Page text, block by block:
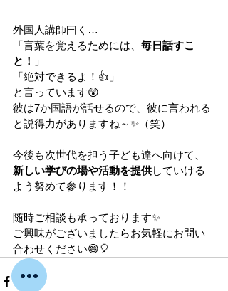
外国人講師曰く…
「言葉を覚えるためには、 毎日話すこ
と！
」
「絶対できるよ！👍」
と言っています😲
彼は7か国語が話せるので、彼に言われる
と説得力がありますね～✨（笑）
今後も次世代を担う子ども達へ向けて、
新しい学びの場や活動を提供していける
よう努めて参ります！！
随時ご相談も承っております✨
ご興味がございましたらお気軽にお問い
合わせください😄🎈